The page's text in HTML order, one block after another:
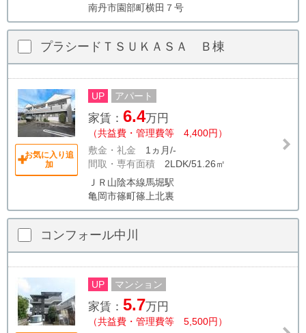
南丹市園部町横田７号
プラシードＴＳＵＫＡＳＡ Ｂ棟
お気に入り追
加
UP アパート
家賃： 6.4万円
（共益費・管理費等 4,400円）
敷金・礼金 1ヵ月/-
間取・専有面積 2LDK/51.26㎡
ＪＲ山陰本線馬堀駅
亀岡市篠町篠上北裏
コンフォール中川
UP マンション
家賃： 5.7万円
（共益費・管理費等 5,500円）